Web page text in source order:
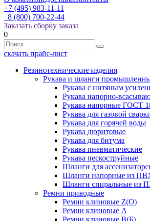
+7 (495) 983-11-11
8 (800) 700-22-44
Заказать сборку заказа
0
скачать прайс-лист
Резинотехнические изделия
Рукава и шланги
Рукава с нитяным
Рукава напорно-
Рукава напорные ГОСТ
Рукава для газовой
Рукава для горячей воды
Рукава дюритовые
Рукава для битума
Рукава пневматические
Рукава пескоструйные
Шланги для
Шланги напорные из
Шланги спиральные из
Ремни приводные
Ремни клиновые Z(О)
Ремни клиновые А
Ремни клиновые В(Б)